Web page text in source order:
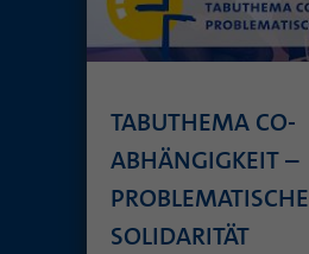
TABUTHEMA CO-
ABHÄNGIGKEIT –
PROBLEMATISCHE
SOLIDARITÄT